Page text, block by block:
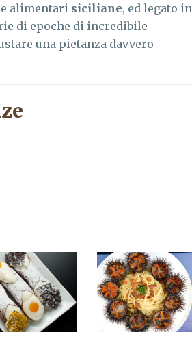
alimentari siciliane, ed legato in
di epoche di incredibile
una pietanza davvero